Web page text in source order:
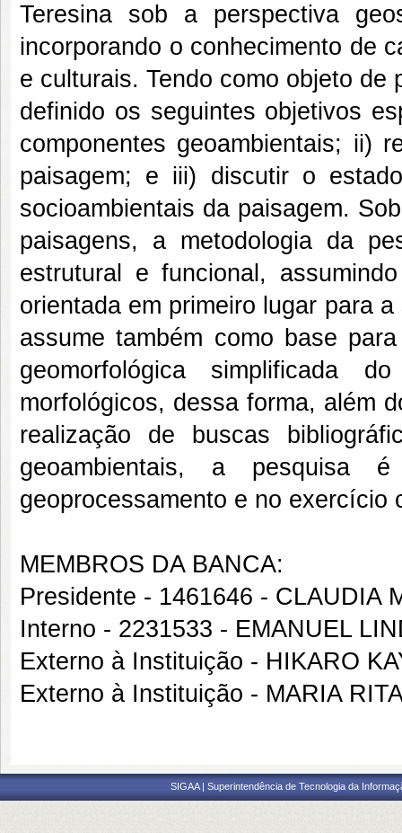
Teresina sob a perspectiva
incorporando o conhecimento de
e culturais. Tendo como objeto de
definido os seguintes objetivos
componentes geoambientais; ii)
paisagem; e iii) discutir o
socioambientais da paisagem.
paisagens, a metodologia da
estrutural e funcional,
orientada em primeiro lugar para
assume também como base
geomorfológica simplificada
morfológicos, dessa forma, além
realização de buscas
geoambientais, a pesquisa
geoprocessamento e no
MEMBROS DA BANCA:
Presidente - 1461646 - CLAUDIA
Interno - 2231533 - EMANUEL
Externo à Instituição - HIKARO
Externo à Instituição - MARIA
SIGAA | Superintendência de Tecnologia da